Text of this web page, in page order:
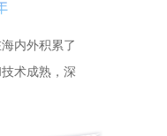
内外积累了
术成熟，深